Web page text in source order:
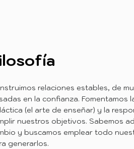
relaciones estables, de
en la confianza. Fomentamos
(el arte de enseñar) y la
nuestros objetivos. Sabemos
y buscamos emplear todo
generarlos.